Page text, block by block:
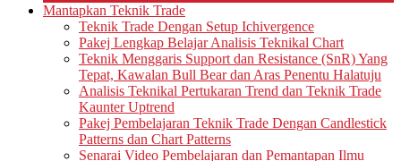
Mantapkan Teknik Trade
Teknik Trade Dengan Setup Ichivergence
Pakej Lengkap Belajar Analisis Teknikal Chart
Teknik Menggaris Support dan Resistance (SnR) Yang
Tepat, Kawalan Bull Bear dan Aras Penentu Halatuju
Analisis Teknikal Pertukaran Trend dan Teknik Trade
Kaunter Uptrend
Pakej Pembelajaran Teknik Trade Dengan Candlestick
Patterns dan Chart Patterns
Senarai Video Pembelajaran dan Pemantapan Ilmu